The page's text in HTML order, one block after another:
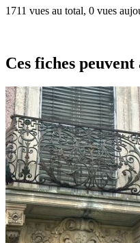
1711 vues au total, 0 vues
Ces fiches